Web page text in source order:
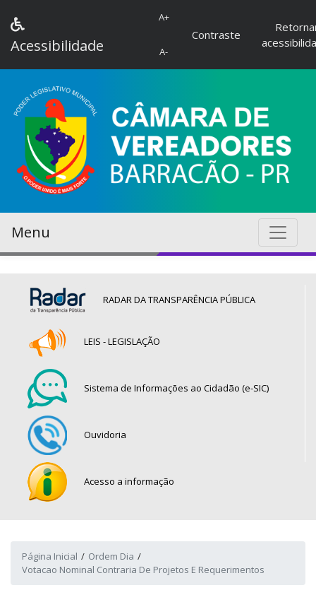
Acessibilidade
A+
A-
Contraste
Menu
RADAR DA TRANSPARÊNCIA PÚBLICA
LEIS - LEGISLAÇÃO
Sistema de Informações ao Cidadão (e-SIC)
Ouvidoria
Acesso a informação
Página Inicial
Ordem Dia
Votacao Nominal Contraria De Projetos E Requerimentos